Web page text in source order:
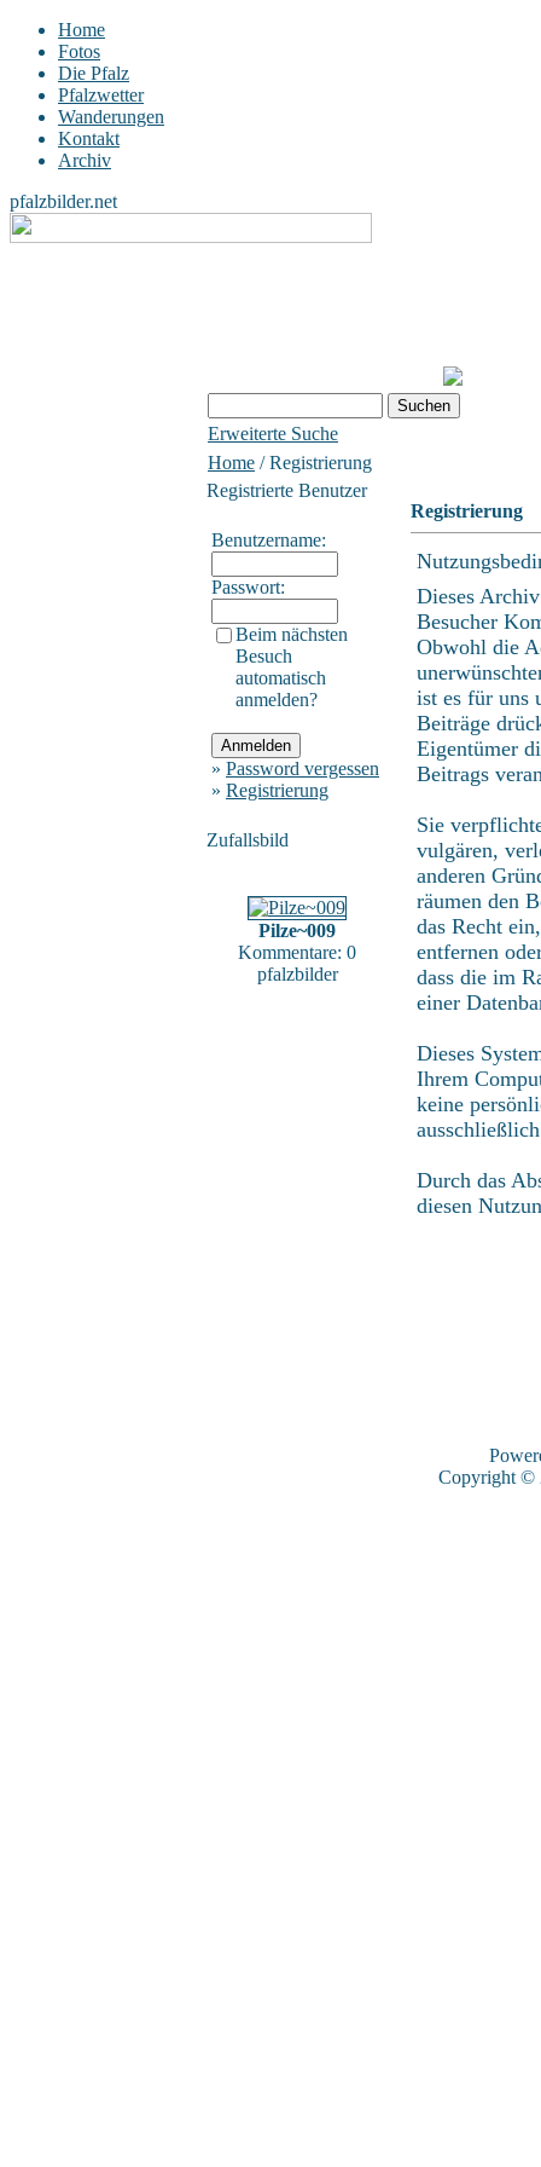
Home
Fotos
Die Pfalz
Pfalzwetter
Wanderungen
Kontakt
Archiv
pfalzbilder.net
Erweiterte Suche
Home / Registrierung
Registrierte Benutzer
Benutzername:
Passwort:
Beim nächsten
Besuch
automatisch
anmelden?
» Password vergessen
» Registrierung
Zufallsbild
Pilze~009
Kommentare: 0
pfalzbilder
Registrierung
Dieses
Besucher
Obwohl die
ist es für uns
Beiträge
Eigentümer
Beitrags
Sie
vulgären,
anderen
räumen den
das Recht
entfernen
dass die im
einer
Dieses
Ihrem
keine
Durch das
diesen
Copyright ©